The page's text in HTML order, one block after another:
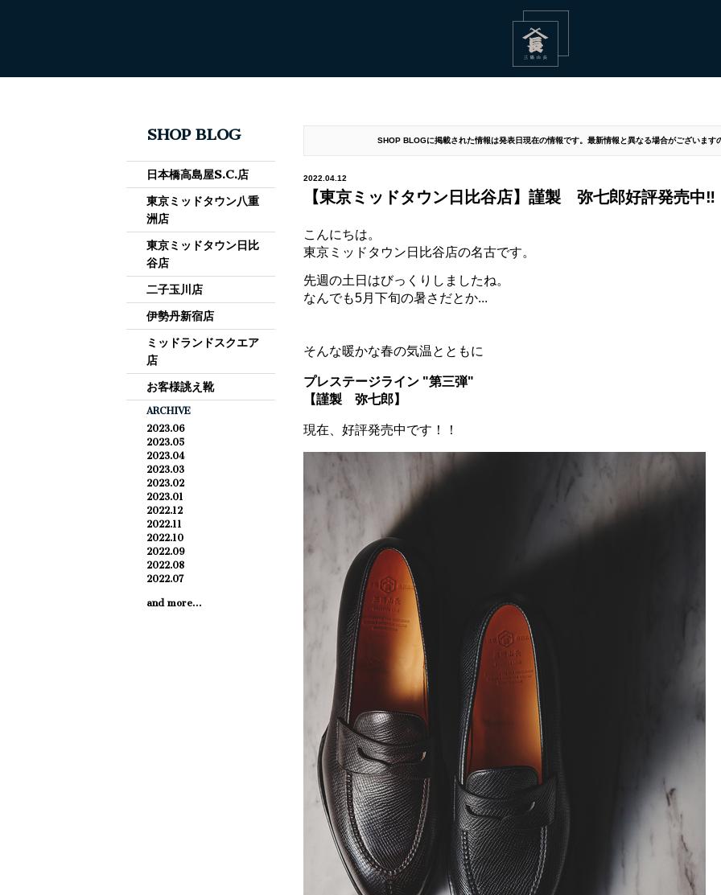
SHOP BLOG SHOP BLOGに掲載された情報は発表日現在の情報です。最新情報と異なる場合がございます
2022.04.12
【東京ミッドタウン日比谷店】謹製 弥七郎好評発売中‼︎
こんにちは。
東京ミッドタウン日比谷店の名古です。
先週の土日はびっくりしましたね。
なんでも5月下旬の暑さだとか...
そんな暖かな春の気温とともに
プレステージライン "第三弾"
【謹製 弥七郎】
現在、好評発売中です！！
日本橋高島屋S.C.店
東京ミッドタウン八重
洲店
東京ミッドタウン日比
谷店
二子玉川店
伊勢丹新宿店
ミッドランドスクエア
店
お客様誂え靴
ARCHIVE
2023.06
2023.05
2023.04
2023.03
2023.02
2023.01
2022.12
2022.11
2022.10
2022.09
2022.08
2022.07
and more…